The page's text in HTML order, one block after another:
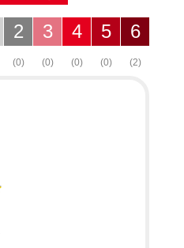
6
(2)
5
(0)
4
(0)
3
(0)
2
(0)